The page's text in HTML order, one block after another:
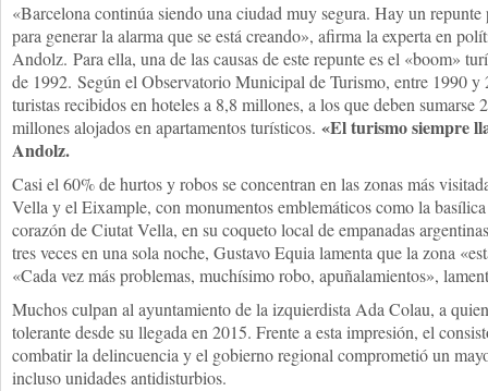
«Barcelona continúa siendo una ciudad muy segura. Hay un
para generar la alarma que se está creando», afirma la experta en
Andolz. Para ella, una de las causas de este repunte es el «boom»
de 1992. Según el Observatorio Municipal de Turismo, entre 1990 y
turistas recibidos en hoteles a 8,8 millones, a los que deben sumarse
millones alojados en apartamentos turísticos. «El turismo siempre
Andolz.
Casi el 60% de hurtos y robos se concentran en las zonas más
Vella y el Eixample, con monumentos emblemáticos como la
corazón de Ciutat Vella, en su coqueto local de empanadas
tres veces en una sola noche, Gustavo Equia lamenta que la zona
«Cada vez más problemas, muchísimo robo, apuñalamientos»,
Muchos culpan al ayuntamiento de la izquierdista Ada Colau, a
tolerante desde su llegada en 2015. Frente a esta impresión, el
combatir la delincuencia y el gobierno regional comprometió un
incluso unidades antidisturbios.